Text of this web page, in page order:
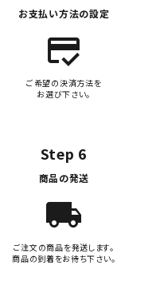
お支払い方法の設定
credit_score
ご希望の決済方法を
お選び下さい。
Step 6
商品の発送
local_shipping
ご注文の商品を発送します。
商品の到着をお待ち下さい。